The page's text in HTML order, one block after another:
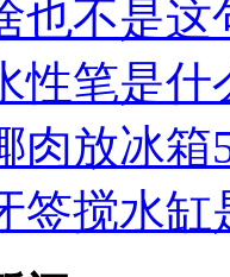
也不是这
性笔是什
肉放冰箱
签搅水缸